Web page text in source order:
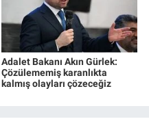
Adalet Bakanı Akın Gürlek:
Çözülememiş karanlıkta
kalmış olayları çözeceğiz